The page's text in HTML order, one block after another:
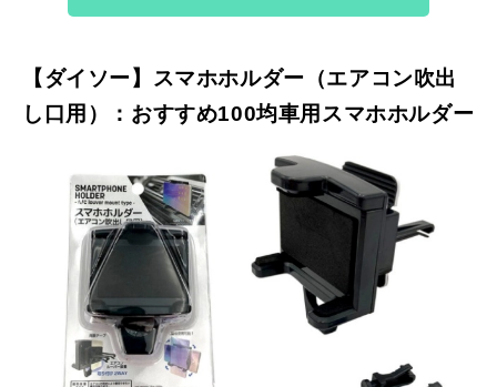
【ダイソー】スマホホルダー（エアコン吹出
し口用）：おすすめ100均車用スマホホルダー